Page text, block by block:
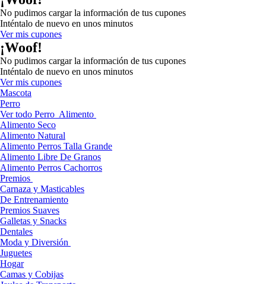
No pudimos cargar la información de tus cupones
Inténtalo de nuevo en unos minutos
Ver mis cupones
¡Woof!
No pudimos cargar la información de tus cupones
Inténtalo de nuevo en unos minutos
Ver mis cupones
Mascota
Perro
Ver todo Perro Alimento
Alimento Seco
Alimento Natural
Alimento Perros Talla Grande
Alimento Libre De Granos
Alimento Perros Cachorros
Premios
Carnaza y Masticables
De Entrenamiento
Premios Suaves
Galletas y Snacks
Dentales
Moda y Diversión
Juguetes
Hogar
Camas y Cobijas